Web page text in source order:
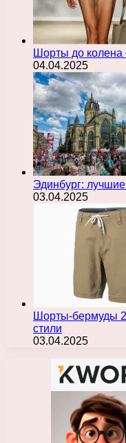
Шорты до колена
04.04.2025
Эдинбург:
03.04.2025
Шорты-бермуды
стили
03.04.2025